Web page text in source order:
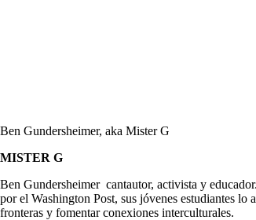
Ben Gundersheimer, aka Mister G
MISTER G
Ben Gundersheimer cantautor, activista y
por el Washington Post, sus jóvenes estudiantes
fronteras y fomentar conexiones interculturales.